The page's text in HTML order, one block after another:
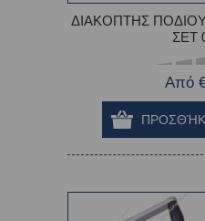
ΔΙΑΚΟΠΤΗΣ
ΣΕΤ
Από